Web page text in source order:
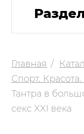
Главная
Спорт.
Тантра в
секс XXI века